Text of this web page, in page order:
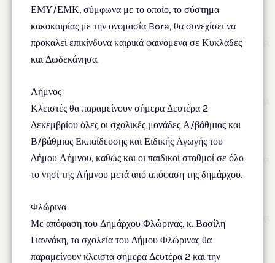
ΕΜΥ/ΕΜΚ, σύμφωνα με το οποίο, το σύστημα
κακοκαιρίας με την ονομασία Bora, θα συνεχίσει να
προκαλεί επικίνδυνα καιρικά φαινόμενα σε Κυκλάδες
και Δωδεκάνησα.
Λήμνος
Κλειστές θα παραμείνουν σήμερα Δευτέρα 2
Δεκεμβρίου όλες οι σχολικές μονάδες Α/βάθμιας και
Β/βάθμιας Εκπαίδευσης και Ειδικής Αγωγής του
Δήμου Λήμνου, καθώς και οι παιδικοί σταθμοί σε όλο
το νησί της Λήμνου μετά από απόφαση της δημάρχου.
Φλώρινα
Με απόφαση του Δημάρχου Φλώρινας, κ. Βασίλη
Γιαννάκη, τα σχολεία του Δήμου Φλώρινας θα
παραμείνουν κλειστά σήμερα Δευτέρα 2 και την